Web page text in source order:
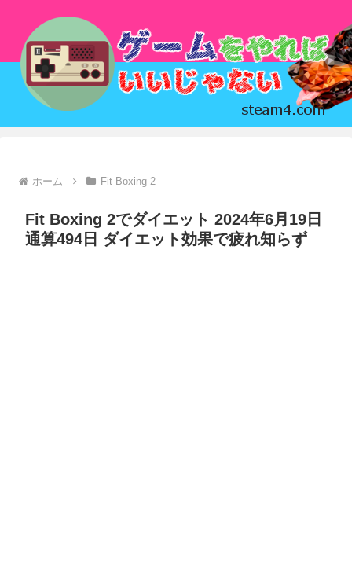
ホーム Fit Boxing 2
Fit Boxing 2でダイエット 2024年6月19日
通算494日 ダイエット効果で疲れ知らず